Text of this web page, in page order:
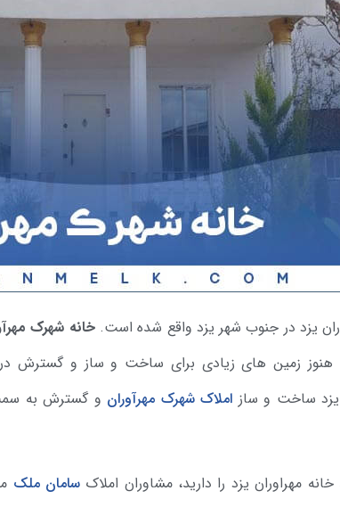
یزد در جنوب شهر یزد واقع شده است.خانه شهرک
هنوز زمین های زیادی برای ساخت و ساز و گسترش
ساخت و ساز املاک شهرک مهرآوران و گسترش به سمت
مهراوران یزد را دارید، مشاوران املاکسامان ملک